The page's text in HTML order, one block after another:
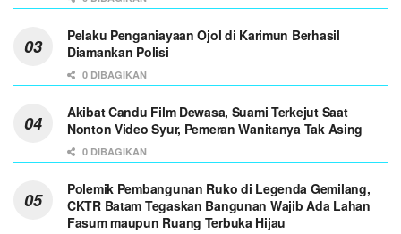
Pelaku Penganiayaan Ojol di Karimun Berhasil
Diamankan Polisi
0 DIBAGIKAN
Akibat Candu Film Dewasa, Suami Terkejut Saat
Nonton Video Syur, Pemeran Wanitanya Tak Asing
0 DIBAGIKAN
Polemik Pembangunan Ruko di Legenda Gemilang,
CKTR Batam Tegaskan Bangunan Wajib Ada Lahan
Fasum maupun Ruang Terbuka Hijau